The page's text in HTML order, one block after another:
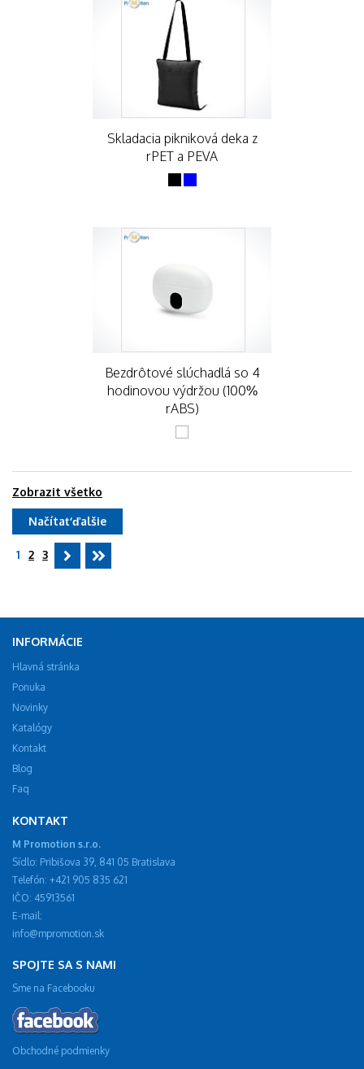
Skladacia pikniková deka z
rPET a PEVA
Bezdrôtové slúchadlá so 4
hodinovou výdržou (100%
rABS)
Zobrazit všetko
Načítať ďalšie
1 2 3
INFORMÁCIE
Hlavná stránka
Ponuka
Novinky
Katalógy
Kontakt
Blog
Faq
KONTAKT
M Promotion s.r.o.
Sídlo: Pribišova 39, 841 05 Bratislava
Telefón: +421 905 835 621
IČO: 45913561
E-mail:
info@mpromotion.sk
SPOJTE SA S NAMI
Sme na Facebooku
Obchodné podmienky